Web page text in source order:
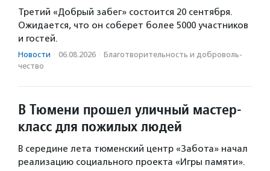
Третий «Добрый забег» состоится 20 сентября.
Ожидается, что он соберет более 5000 участников
и гостей.
Новости · 06.08.2026 · Благотвори­тель­ность и доброволь­
чест­во
В Тюмени прошел уличный мастер-
класс для пожилых людей
В середине лета тюменский центр «Забота» начал
реализацию социального проекта «Игры памяти».